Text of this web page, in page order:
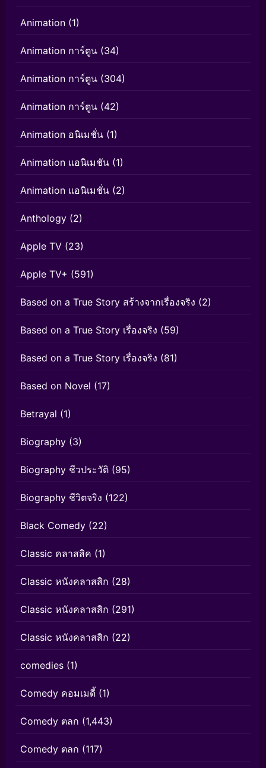
Animation (1)
Animation การ์ตูน (34)
Animation การ์ตูน (304)
Animation การ์ตูน (42)
Animation อนิเมชั่น (1)
Animation แอนิเมชัน (1)
Animation แอนิเมชั่น (2)
Anthology (2)
Apple TV (23)
Apple TV+ (591)
Based on a True Story สร้างจากเรื่องจริง (2)
Based on a True Story เรื่องจริง (59)
Based on a True Story เรื่องจริง (81)
Based on Novel (17)
Betrayal (1)
Biography (3)
Biography ชีวประวัติ (95)
Biography ชีวิตจริง (122)
Black Comedy (22)
Classic คลาสสิค (1)
Classic หนังคลาสสิก (28)
Classic หนังคลาสสิก (291)
Classic หนังคลาสสิก (22)
comedies (1)
Comedy คอมเมดี้ (1)
Comedy ตลก (1,443)
Comedy ตลก (117)